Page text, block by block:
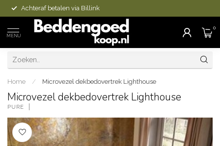
Achteraf betalen via Billink
MENU
0
Home / Microvezel dekbedovertrek Lighthouse
Microvezel dekbedovertrek Lighthouse
PURE